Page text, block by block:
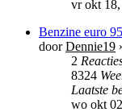
vr okt
Benzine euro
doorDennie19
2
8324
Laatste
wo okt